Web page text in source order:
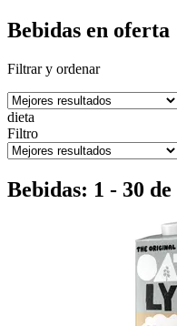
Bebidas en oferta
Filtrar y ordenar
dieta
Filtro
Bebidas: 1 - 30